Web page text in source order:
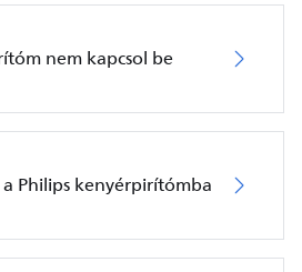
nem kapcsol be
Philips kenyérpirítómba